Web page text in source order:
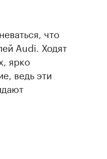
что
Audi. Ходят
ярко
ведь эти